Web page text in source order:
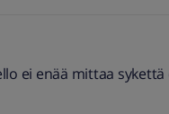
ei enää mittaa sykettä